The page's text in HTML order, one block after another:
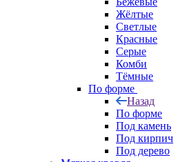
Жёлтые
Светлые
Красные
Серые
Комби
Тёмные
По форме
Назад
По форме
Под камень
Под кирпич
Под дерево